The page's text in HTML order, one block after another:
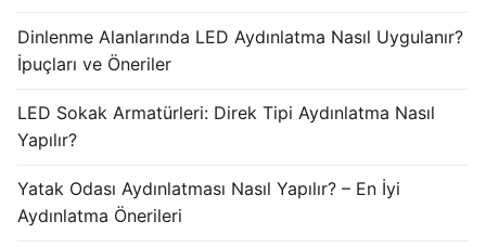
Dinlenme Alanlarında LED Aydınlatma Nasıl Uygulanır?
İpuçları ve Öneriler
LED Sokak Armatürleri: Direk Tipi Aydınlatma Nasıl
Yapılır?
Yatak Odası Aydınlatması Nasıl Yapılır? – En İyi
Aydınlatma Önerileri